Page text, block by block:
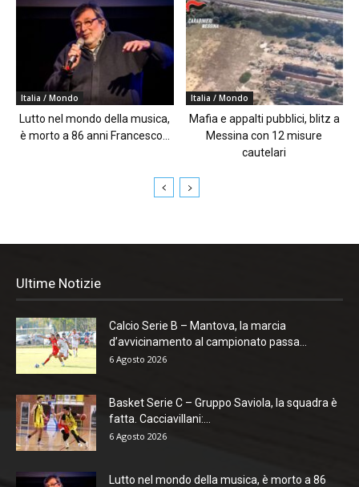
Italia / Mondo
Lutto nel mondo della musica,
è morto a 86 anni Francesco...
Italia / Mondo
Mafia e appalti pubblici, blitz a
Messina con 12 misure
cautelari
Ultime Notizie
Calcio Serie B – Mantova, la marcia
d’avvicinamento al campionato passa...
6 Agosto 2026
Basket Serie C – Gruppo Saviola, la squadra è
fatta. Cacciavillani:...
6 Agosto 2026
Lutto nel mondo della musica, è morto a 86